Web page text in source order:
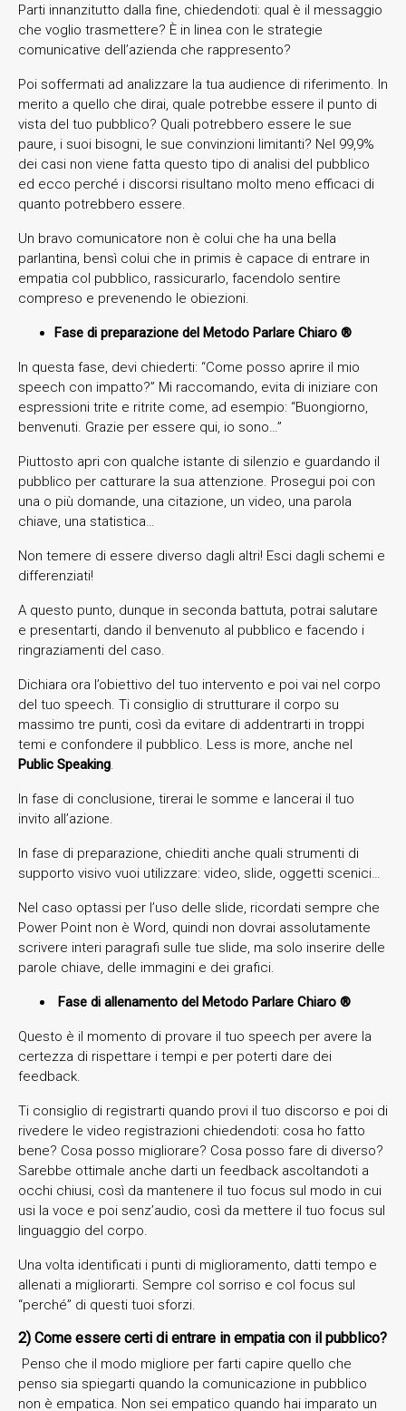
Parti innanzitutto dalla fine, chiedendoti: qual è il messaggio
che voglio trasmettere? È in linea con le strategie
comunicative dell’azienda che rappresento?
Poi soffermati ad analizzare la tua audience di riferimento. In
merito a quello che dirai, quale potrebbe essere il punto di
vista del tuo pubblico? Quali potrebbero essere le sue
paure, i suoi bisogni, le sue convinzioni limitanti? Nel 99,9%
dei casi non viene fatta questo tipo di analisi del pubblico
ed ecco perché i discorsi risultano molto meno efficaci di
quanto potrebbero essere.
Un bravo comunicatore non è colui che ha una bella
parlantina, bensì colui che in primis è capace di entrare in
empatia col pubblico, rassicurarlo, facendolo sentire
compreso e prevenendo le obiezioni.
Fase di preparazione del Metodo Parlare Chiaro ®️
In questa fase, devi chiederti: “Come posso aprire il mio
speech con impatto?” Mi raccomando, evita di iniziare con
espressioni trite e ritrite come, ad esempio: “Buongiorno,
benvenuti. Grazie per essere qui, io sono…”
Piuttosto apri con qualche istante di silenzio e guardando il
pubblico per catturare la sua attenzione. Prosegui poi con
una o più domande, una citazione, un video, una parola
chiave, una statistica…
Non temere di essere diverso dagli altri! Esci dagli schemi e
differenziati!
A questo punto, dunque in seconda battuta, potrai salutare
e presentarti, dando il benvenuto al pubblico e facendo i
ringraziamenti del caso.
Dichiara ora l’obiettivo del tuo intervento e poi vai nel corpo
del tuo speech. Ti consiglio di strutturare il corpo su
massimo tre punti, così da evitare di addentrarti in troppi
temi e confondere il pubblico. Less is more, anche nel
Public Speaking.
In fase di conclusione, tirerai le somme e lancerai il tuo
invito all’azione.
In fase di preparazione, chiediti anche quali strumenti di
supporto visivo vuoi utilizzare: video, slide, oggetti scenici…
Nel caso optassi per l’uso delle slide, ricordati sempre che
Power Point non è Word, quindi non dovrai assolutamente
scrivere interi paragrafi sulle tue slide, ma solo inserire delle
parole chiave, delle immagini e dei grafici.
Fase di allenamento del Metodo Parlare Chiaro ®️
Questo è il momento di provare il tuo speech per avere la
certezza di rispettare i tempi e per poterti dare dei
feedback.
Ti consiglio di registrarti quando provi il tuo discorso e poi di
rivedere le video registrazioni chiedendoti: cosa ho fatto
bene? Cosa posso migliorare? Cosa posso fare di diverso?
Sarebbe ottimale anche darti un feedback ascoltandoti a
occhi chiusi, così da mantenere il tuo focus sul modo in cui
usi la voce e poi senz’audio, così da mettere il tuo focus sul
linguaggio del corpo.
Una volta identificati i punti di miglioramento, datti tempo e
allenati a migliorarti. Sempre col sorriso e col focus sul
“perché” di questi tuoi sforzi.
2) Come essere certi di entrare in empatia con il pubblico?
Penso che il modo migliore per farti capire quello che
penso sia spiegarti quando la comunicazione in pubblico
non è empatica. Non sei empatico quando hai imparato un